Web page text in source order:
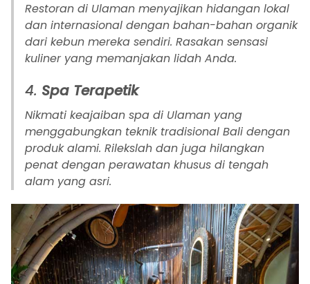
Restoran di Ulaman menyajikan hidangan lokal
dan internasional dengan bahan-bahan organik
dari kebun mereka sendiri. Rasakan sensasi
kuliner yang memanjakan lidah Anda.
4. Spa Terapetik
Nikmati keajaiban spa di Ulaman yang
menggabungkan teknik tradisional Bali dengan
produk alami. Rilekslah dan juga hilangkan
penat dengan perawatan khusus di tengah
alam yang asri.